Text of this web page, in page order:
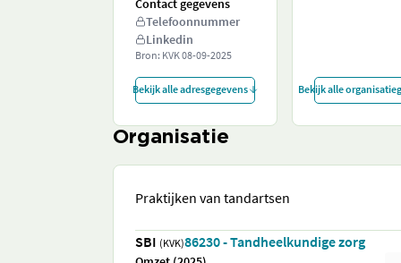
Contact gegevens
Telefoonnummer
Linkedin
Bron: KVK08-09-2025
Bekijk alle adresgegevens Bekijk alle
Organisatie
Praktijken van tandartsen
SBI (KVK)86230 - Tandheelkundige zorg